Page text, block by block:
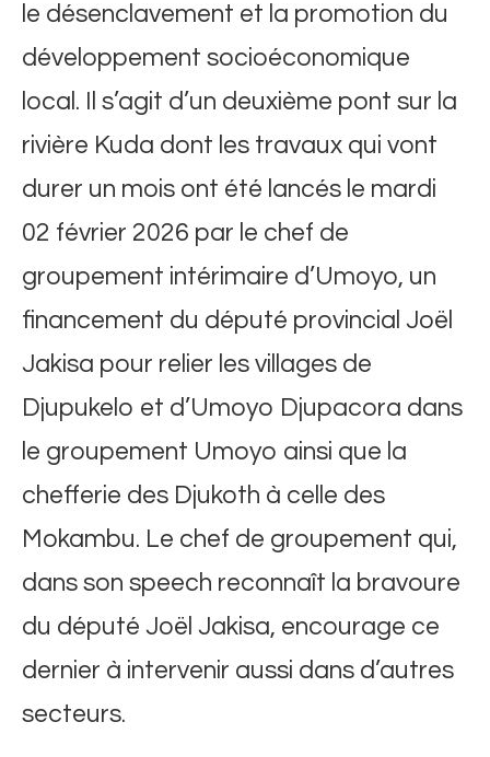
le désenclavement et la promotion du
développement socioéconomique
local. Il s’agit d’un deuxième pont sur la
rivière Kuda dont les travaux qui vont
durer un mois ont été lancés le mardi
02 février 2026 par le chef de
groupement intérimaire d’Umoyo, un
financement du député provincial Joël
Jakisa pour relier les villages de
Djupukelo et d’Umoyo Djupacora dans
le groupement Umoyo ainsi que la
chefferie des Djukoth à celle des
Mokambu. Le chef de groupement qui,
dans son speech reconnaît la bravoure
du député Joël Jakisa, encourage ce
dernier à intervenir aussi dans d’autres
secteurs.